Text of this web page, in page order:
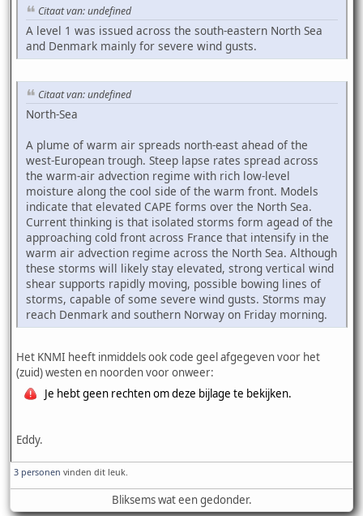
Citaat van: undefined
A level 1 was issued across the south-eastern North Sea
and Denmark mainly for severe wind gusts.
Citaat van: undefined
North-Sea
A plume of warm air spreads north-east ahead of the
west-European trough. Steep lapse rates spread across
the warm-air advection regime with rich low-level
moisture along the cool side of the warm front. Models
indicate that elevated CAPE forms over the North Sea.
Current thinking is that isolated storms form agead of the
approaching cold front across France that intensify in the
warm air advection regime across the North Sea. Although
these storms will likely stay elevated, strong vertical wind
shear supports rapidly moving, possible bowing lines of
storms, capable of some severe wind gusts. Storms may
reach Denmark and southern Norway on Friday morning.
Het KNMI heeft inmiddels ook code geel afgegeven voor het
(zuid) westen en noorden voor onweer:
Je hebt geen rechten om deze bijlage te bekijken.
Eddy.
3 personen vinden dit leuk.
Bliksems wat een gedonder.